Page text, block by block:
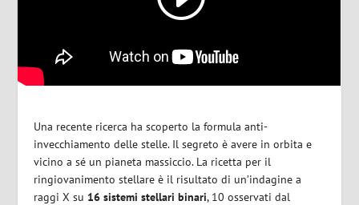
Una recente ricerca ha scoperto la formula anti-
invecchiamento delle stelle. Il segreto è avere in orbita e
vicino a sé un pianeta massiccio. La ricetta per il
ringiovanimento stellare è il risultato di un’indagine a
raggi X su 16 sistemi stellari binari, 10 osservati dal